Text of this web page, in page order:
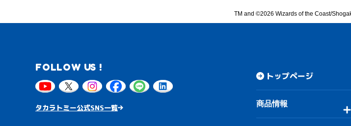
TM and ©2026 Wizards of the Coast/
FOLLOW US !
タカラトミー公式SNS一覧
トップページ
商品情報